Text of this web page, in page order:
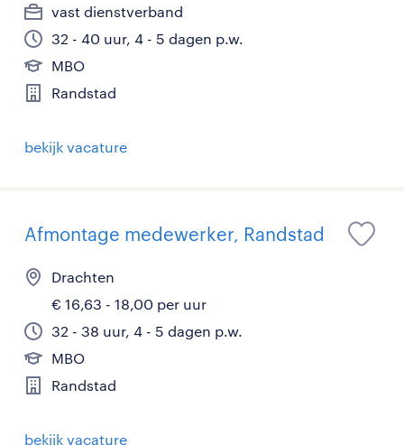
vast dienstverband
32 - 40 uur, 4 - 5 dagen p.w.
MBO
Randstad
bekijk vacature
Afmontage medewerker, Randstad
Drachten
€ 16,63 - 18,00 per uur
32 - 38 uur, 4 - 5 dagen p.w.
MBO
Randstad
bekijk vacature